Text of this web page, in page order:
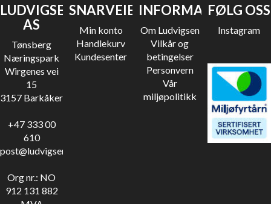
LUDVIGSEN
AS
Tønsberg
Næringspark
Wirgenes vei
15
3157 Barkåker
+47 333 00
610
post@ludvigsen.no
Org nr.: NO
912 131 882
SNARVEIER
Min konto
Handlekurv
Kundesenter
INFORMASJON
Om Ludvigsen
Vilkår og
betingelser
Personvern
Vår
miljøpolitikk
FØLG OSS
Instagram